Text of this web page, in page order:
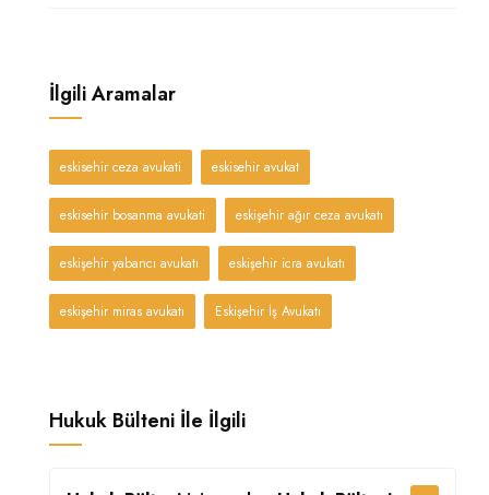
İlgili Aramalar
eskisehir ceza avukati eskisehir avukat
eskisehir bosanma avukati eskişehir ağır ceza avukatı
eskişehir yabancı avukatı eskişehir icra avukatı
eskişehir miras avukatı Eskişehir İş Avukatı
Hukuk Bülteni İle İlgili